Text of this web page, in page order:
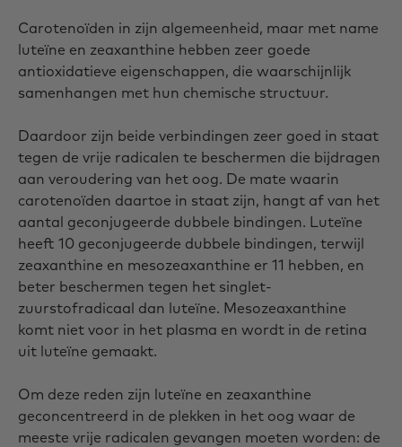
Carotenoïden in zijn algemeenheid, maar met name
luteïne en zeaxanthine hebben zeer goede
antioxidatieve eigenschappen, die waarschijnlijk
samenhangen met hun chemische structuur.
Daardoor zijn beide verbindingen zeer goed in staat
tegen de vrije radicalen te beschermen die bijdragen
aan veroudering van het oog. De mate waarin
carotenoïden daartoe in staat zijn, hangt af van het
aantal geconjugeerde dubbele bindingen. Luteïne
heeft 10 geconjugeerde dubbele bindingen, terwijl
zeaxanthine en mesozeaxanthine er 11 hebben, en
beter beschermen tegen het singlet-
zuurstofradicaal dan luteïne. Mesozeaxanthine
komt niet voor in het plasma en wordt in de retina
uit luteïne gemaakt.
Om deze reden zijn luteïne en zeaxanthine
geconcentreerd in de plekken in het oog waar de
meeste vrije radicalen gevangen moeten worden: de